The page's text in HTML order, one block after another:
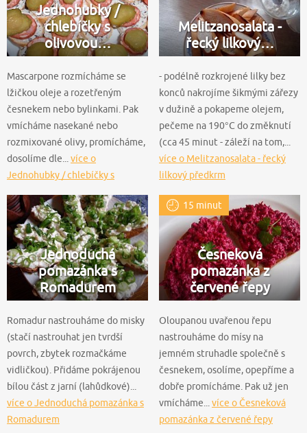
Jednohubky /
chlebíčky s
olivovou…
Mascarpone rozmícháme se
lžičkou oleje a rozetřeným
česnekem nebo bylinkami. Pak
vmícháme nasekané nebo
rozmixované olivy, promícháme,
dosolíme dle... více o
Jednohubky / chlebíčky s
Melitzanosalata -
řecký lilkový…
- podélně rozkrojené lilky bez
konců nakrojíme šikmými zářezy
v dužině a pokapeme olejem,
pečeme na 190°C do změknutí
(cca 45 minut - záleží na tom,...
více o Melitzanosalata - řecký
lilkový předkrm
Jednoduchá
pomazánka s
Romadurem
Romadur nastrouháme do misky
(stačí nastrouhat jen tvrdší
povrch, zbytek rozmačkáme
vidličkou). Přidáme pokrájenou
bílou část z jarní (lahůdkové)...
více o Jednoduchá pomazánka s
Romadurem
15 minut
Česneková
pomazánka z
červené řepy
Oloupanou uvařenou řepu
nastrouháme do mísy na
jemném struhadle společně s
česnekem, osolíme, opepříme a
dobře promícháme. Pak už jen
vmícháme... více o Česneková
pomazánka z červené řepy